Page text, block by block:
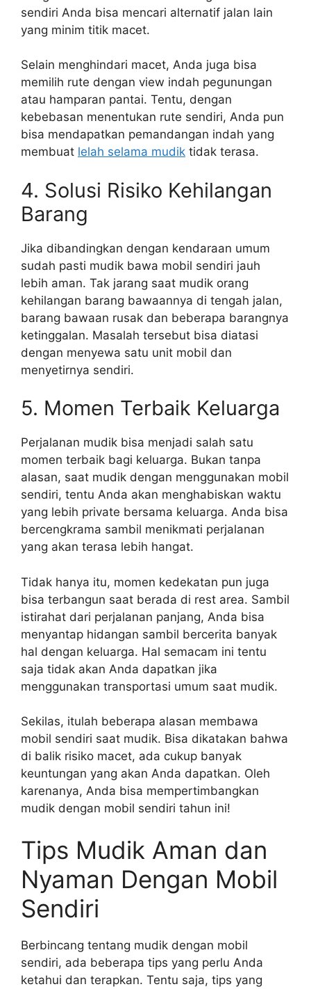
sendiri Anda bisa mencari alternatif jalan lain
yang minim titik macet.
Selain menghindari macet, Anda juga bisa
memilih rute dengan view indah pegunungan
atau hamparan pantai. Tentu, dengan
kebebasan menentukan rute sendiri, Anda pun
bisa mendapatkan pemandangan indah yang
membuat lelah selama mudik tidak terasa.
4. Solusi Risiko Kehilangan
Barang
Jika dibandingkan dengan kendaraan umum
sudah pasti mudik bawa mobil sendiri jauh
lebih aman. Tak jarang saat mudik orang
kehilangan barang bawaannya di tengah jalan,
barang bawaan rusak dan beberapa barangnya
ketinggalan. Masalah tersebut bisa diatasi
dengan menyewa satu unit mobil dan
menyetirnya sendiri.
5. Momen Terbaik Keluarga
Perjalanan mudik bisa menjadi salah satu
momen terbaik bagi keluarga. Bukan tanpa
alasan, saat mudik dengan menggunakan mobil
sendiri, tentu Anda akan menghabiskan waktu
yang lebih private bersama keluarga. Anda bisa
bercengkrama sambil menikmati perjalanan
yang akan terasa lebih hangat.
Tidak hanya itu, momen kedekatan pun juga
bisa terbangun saat berada di rest area. Sambil
istirahat dari perjalanan panjang, Anda bisa
menyantap hidangan sambil bercerita banyak
hal dengan keluarga. Hal semacam ini tentu
saja tidak akan Anda dapatkan jika
menggunakan transportasi umum saat mudik.
Sekilas, itulah beberapa alasan membawa
mobil sendiri saat mudik. Bisa dikatakan bahwa
di balik risiko macet, ada cukup banyak
keuntungan yang akan Anda dapatkan. Oleh
karenanya, Anda bisa mempertimbangkan
mudik dengan mobil sendiri tahun ini!
Tips Mudik Aman dan
Nyaman Dengan Mobil
Sendiri
Berbincang tentang mudik dengan mobil
sendiri, ada beberapa tips yang perlu Anda
ketahui dan terapkan. Tentu saja, tips yang